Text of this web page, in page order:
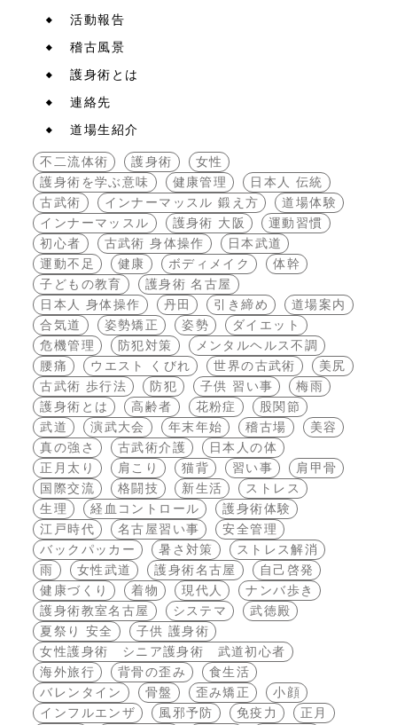
活動報告
稽古風景
護身術とは
連絡先
道場生紹介
不二流体術 護身術
女性
護身術を学ぶ意味
健康管理
日本人 伝統
古武術
インナーマッスル 鍛え方
道場体験
インナーマッスル
護身術 大阪
運動習慣
初心者
古武術 身体操作
日本武道
運動不足
健康 ボディメイク
体幹
子どもの教育
護身術 名古屋
日本人 身体操作
丹田 引き締め
道場案内
合気道
姿勢矯正 姿勢
ダイエット
危機管理
防犯対策
メンタルヘルス不調
腰痛
ウエスト くびれ 世界の古武術
美尻
古武術 歩行法
防犯 子供 習い事
梅雨
護身術とは
高齢者 花粉症
股関節
武道
演武大会 年末年始 稽古場
美容
真の強さ
古武術介護
日本人の体
正月太り
肩こり 猫背 習い事
肩甲骨
国際交流
格闘技 新生活
ストレス
生理
経血コントロール
護身術体験
江戸時代
名古屋習い事
安全管理
バックパッカー
暑さ対策
ストレス解消
雨
女性武道 護身術名古屋
自己啓発
健康づくり
着物 現代人
ナンバ歩き
護身術教室名古屋
システマ
武徳殿
夏祭り 安全
子供 護身術
女性護身術 シニア護身術 武道初心者
海外旅行
背骨の歪み
食生活
バレンタイン
骨盤 歪み矯正
小顔
インフルエンザ
風邪予防 免疫力
正月